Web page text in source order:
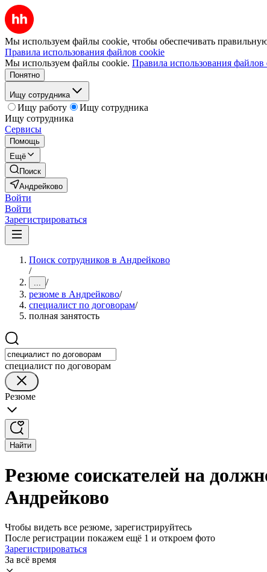
Мы используем файлы cookie, чтобы обеспечивать
Правила использования файлов cookie
Мы используем файлы cookie. Правила использования файлов
Понятно
Ищу сотрудника
Ищу работу
Ищу сотрудника
Ищу сотрудника
Сервисы
Помощь
Ещё
Поиск
Андрейково
Войти
Войти
Зарегистрироваться
Поиск сотрудников в Андрейково
/
... /
резюме в Андрейково/
специалист по договорам/
полная занятость
специалист по договорам
Резюме
Найти
Резюме соискателей на
Андрейково
Чтобы видеть все резюме, зарегистрируйтесь
После регистрации покажем ещё 1 и откроем фото
Зарегистрироваться
За всё время